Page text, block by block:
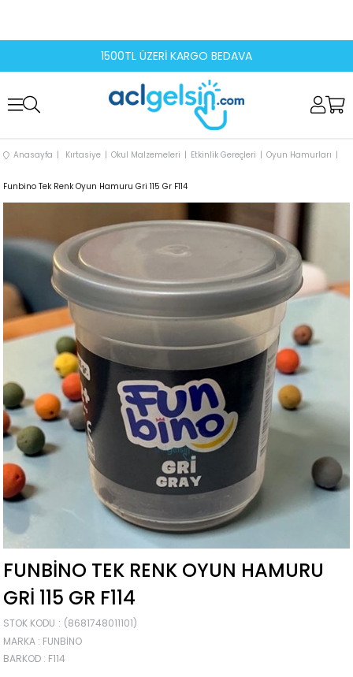
1500TL ÜZERİ KARGO BEDAVA
Anasayfa Kırtasiye Okul Malzemeleri Etkinlik Gereçleri Oyun Hamurları
Funbino Tek Renk Oyun Hamuru Gri 115 Gr F114
FUNBINO TEK RENK OYUN HAMURU
GRI 115 GR F114
STOK KODU
(8681748011101)
MARKA : FUNBINO
BARKOD : F114